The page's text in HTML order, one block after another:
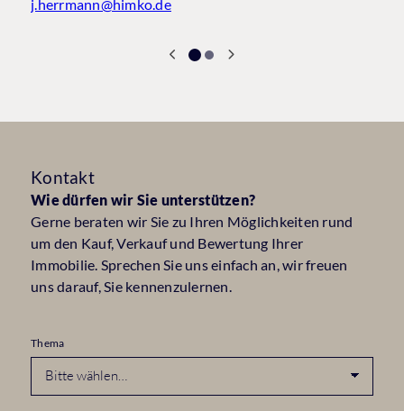
j.herrmann@himko.de
Kontakt
Wie dürfen wir Sie unterstützen?
Gerne beraten wir Sie zu Ihren Möglichkeiten rund
um den Kauf, Verkauf und Bewertung Ihrer
Immobilie. Sprechen Sie uns einfach an, wir freuen
uns darauf, Sie kennenzulernen.
Thema